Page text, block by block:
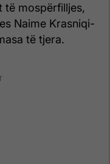
të mospërfilljes,
Naime Krasniqi-
të tjera.